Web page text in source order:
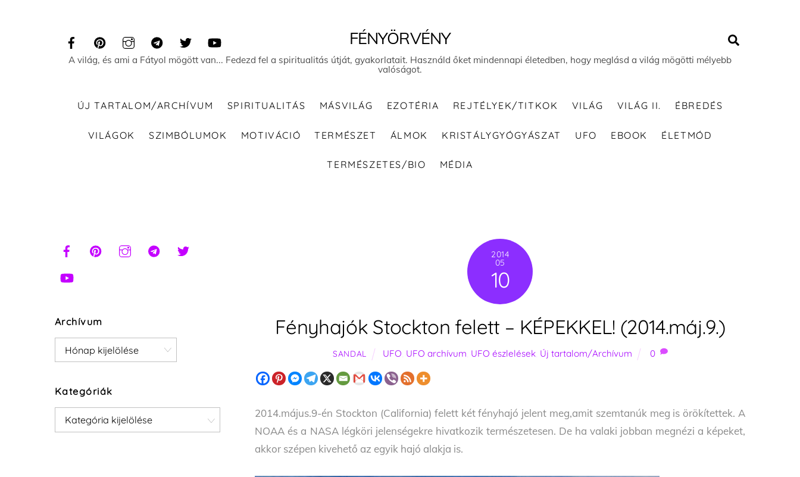
FÉNYÖRVÉNY
A világ, és ami a Fátyol mögött van... Fedezd fel a spiritualitás útját, gyakorlatait. Használd őket mindennapi életedben, hogy meglásd a világ mögötti mélyebb
valóságot.
ÚJ TARTALOM/ARCHÍVUM SPIRITUALITÁS MÁSVILÁG EZOTÉRIA REJTÉLYEK/TITKOK VILÁG VILÁG II. ÉBREDÉS
VILÁGOK SZIMBÓLUMOK MOTIVÁCIÓ TERMÉSZET ÁLMOK KRISTÁLYGYÓGYÁSZAT UFO EBOOK ÉLETMÓD
TERMÉSZETES/BIO MÉDIA
2014
05
10
Fényhajók Stockton felett – KÉPEKKEL! (2014.máj.9.)
SANDAL UFO UFO archívum UFO észlelések, Új tartalom/Archívum 0
2014.május.9-én Stockton (California) felett két fényhajó jelent meg,amit szemtanúk meg is örökítettek. A
NOAA és a NASA légköri jelenségekre hivatkozik természetesen. De ha valaki jobban megnézi a képeket,
akkor szépen kivehető az egyik hajó alakja is.
Archívum
Archívum
Kategóriák
Kategóriák